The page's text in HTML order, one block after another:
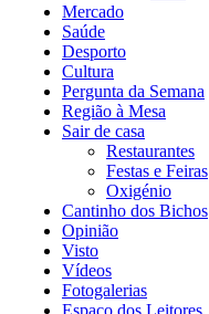
Mercado
Saúde
Desporto
Cultura
Pergunta da Semana
Região à Mesa
Sair de casa
Restaurantes
Festas e Feiras
Oxigénio
Cantinho dos Bichos
Opinião
Visto
Vídeos
Fotogalerias
Espaço dos Leitores